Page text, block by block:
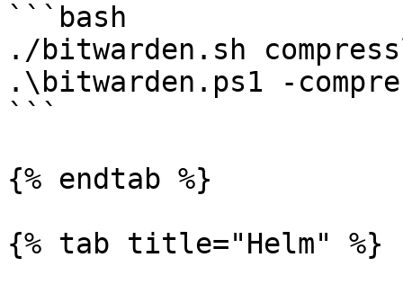
```bash
./bitwarden.sh
.\bitwarden.ps1 -
```
{% endtab %}
{% tab title="Helm" %}